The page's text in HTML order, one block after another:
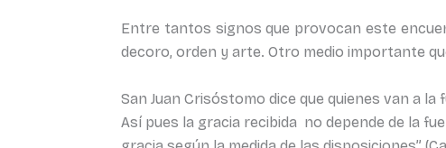
Entre tantos signos que provocan este
decoro, orden y arte. Otro medio importante
San Juan Crisóstomo dice que quienes van a
Así pues la gracia recibida no depende de la